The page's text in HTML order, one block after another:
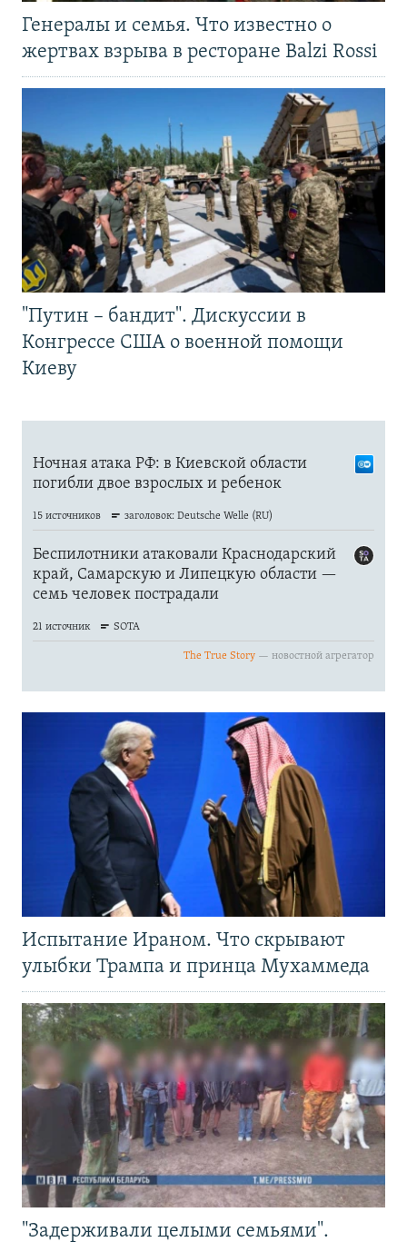
Генералы и семья. Что известно о
жертвах взрыва в ресторане Balzi Rossi
"Путин – бандит". Дискуссии в
Конгрессе США о военной помощи
Киеву
Испытание Ираном. Что скрывают
улыбки Трампа и принца Мухаммеда
"Задерживали целыми семьями".